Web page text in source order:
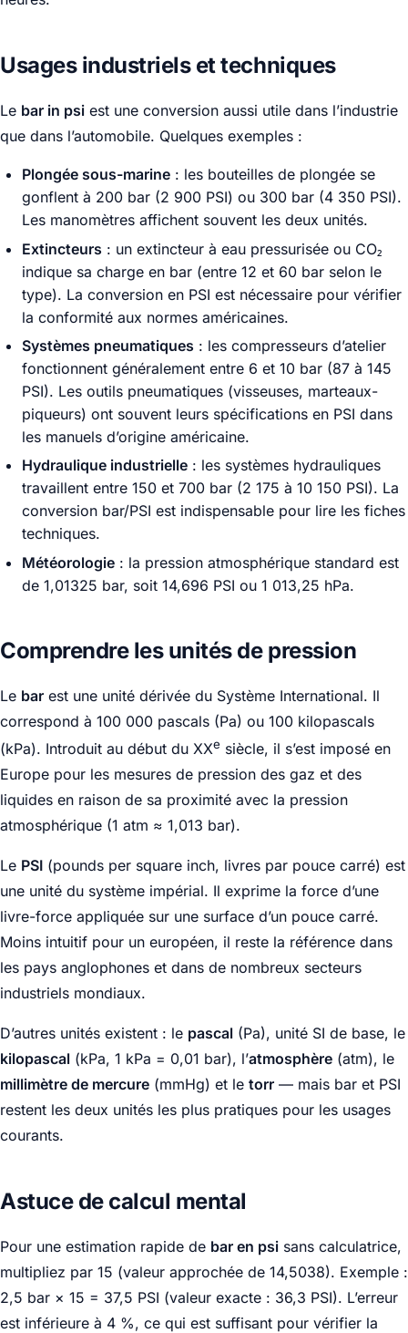
Usages industriels et techniques
Le bar in psi est une conversion aussi utile dans l’industrie
que dans l’automobile. Quelques exemples :
Plongée sous-marine : les bouteilles de plongée se
gonflent à 200 bar (2 900 PSI) ou 300 bar (4 350 PSI).
Les manomètres affichent souvent les deux unités.
Extincteurs : un extincteur à eau pressurisée ou CO₂
indique sa charge en bar (entre 12 et 60 bar selon le
type). La conversion en PSI est nécessaire pour vérifier
la conformité aux normes américaines.
Systèmes pneumatiques : les compresseurs d’atelier
fonctionnent généralement entre 6 et 10 bar (87 à 145
PSI). Les outils pneumatiques (visseuses, marteaux-
piqueurs) ont souvent leurs spécifications en PSI dans
les manuels d’origine américaine.
Hydraulique industrielle : les systèmes hydrauliques
travaillent entre 150 et 700 bar (2 175 à 10 150 PSI). La
conversion bar/PSI est indispensable pour lire les fiches
techniques.
Météorologie : la pression atmosphérique standard est
de 1,01325 bar, soit 14,696 PSI ou 1 013,25 hPa.
Comprendre les unités de pression
Le bar est une unité dérivée du Système International. Il
correspond à 100 000 pascals (Pa) ou 100 kilopascals
(kPa). Introduit au début du XXe siècle, il s’est imposé en
Europe pour les mesures de pression des gaz et des
liquides en raison de sa proximité avec la pression
atmosphérique (1 atm ≈ 1,013 bar).
Le PSI (pounds per square inch, livres par pouce carré) est
une unité du système impérial. Il exprime la force d’une
livre-force appliquée sur une surface d’un pouce carré.
Moins intuitif pour un européen, il reste la référence dans
les pays anglophones et dans de nombreux secteurs
industriels mondiaux.
D’autres unités existent : le pascal (Pa), unité SI de base, le
kilopascal (kPa, 1 kPa = 0,01 bar), l’atmosphère (atm), le
millimètre de mercure (mmHg) et le torr — mais bar et PSI
restent les deux unités les plus pratiques pour les usages
courants.
Astuce de calcul mental
Pour une estimation rapide de bar en psi sans calculatrice,
multipliez par 15 (valeur approchée de 14,5038). Exemple :
2,5 bar × 15 = 37,5 PSI (valeur exacte : 36,3 PSI). L’erreur
est inférieure à 4 %, ce qui est suffisant pour vérifier la